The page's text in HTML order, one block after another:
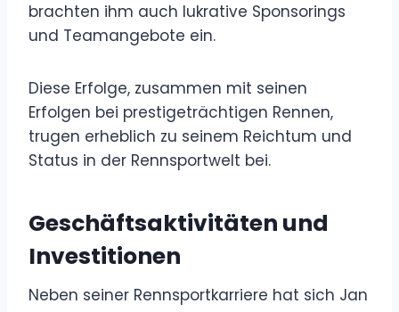
brachten ihm auch lukrative Sponsorings
und Teamangebote ein.
Diese Erfolge, zusammen mit seinen
Erfolgen bei prestigeträchtigen Rennen,
trugen erheblich zu seinem Reichtum und
Status in der Rennsportwelt bei.
Geschäftsaktivitäten und
Investitionen
Neben seiner Rennsportkarriere hat sich Jan